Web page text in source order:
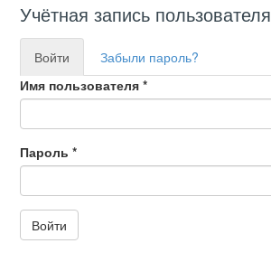
Учётная запись пользователя
Главные вкладки
Войти (активная
вкладка)
Забыли пароль?
Имя пользователя*
Пароль*
Войти